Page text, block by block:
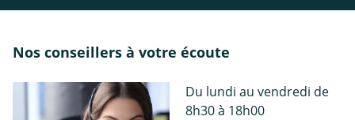
Nos conseillers à votre écoute
Du lundi au vendredi de
8h30 à 18h00